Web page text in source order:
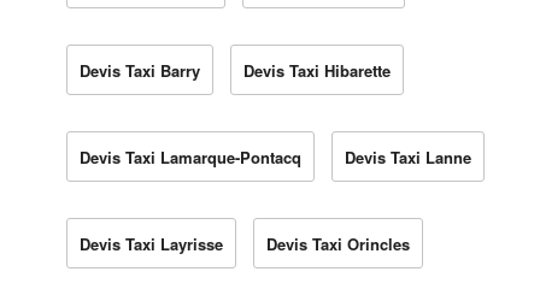
Devis Taxi Barry Devis Taxi Hibarette
Devis Taxi Lamarque-Pontacq Devis Taxi Lanne
Devis Taxi Layrisse Devis Taxi Orincles